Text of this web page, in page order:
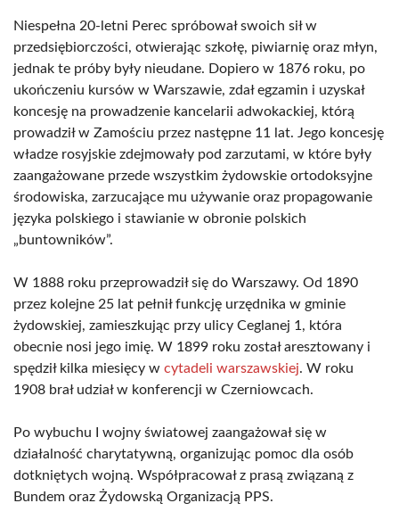
Niespełna 20-letni Perec spróbował swoich sił w
przedsiębiorczości, otwierając szkołę, piwiarnię oraz młyn,
jednak te próby były nieudane. Dopiero w 1876 roku, po
ukończeniu kursów w Warszawie, zdał egzamin i uzyskał
koncesję na prowadzenie kancelarii adwokackiej, którą
prowadził w Zamościu przez następne 11 lat. Jego koncesję
władze rosyjskie zdejmowały pod zarzutami, w które były
zaangażowane przede wszystkim żydowskie ortodoksyjne
środowiska, zarzucające mu używanie oraz propagowanie
języka polskiego i stawianie w obronie polskich
„buntowników”.
W 1888 roku przeprowadził się do Warszawy. Od 1890
przez kolejne 25 lat pełnił funkcję urzędnika w gminie
żydowskiej, zamieszkując przy ulicy Ceglanej 1, która
obecnie nosi jego imię. W 1899 roku został aresztowany i
spędził kilka miesięcy w cytadeli warszawskiej. W roku
1908 brał udział w konferencji w Czerniowcach.
Po wybuchu I wojny światowej zaangażował się w
działalność charytatywną, organizując pomoc dla osób
dotkniętych wojną. Współpracował z prasą związaną z
Bundem oraz Żydowską Organizacją PPS.